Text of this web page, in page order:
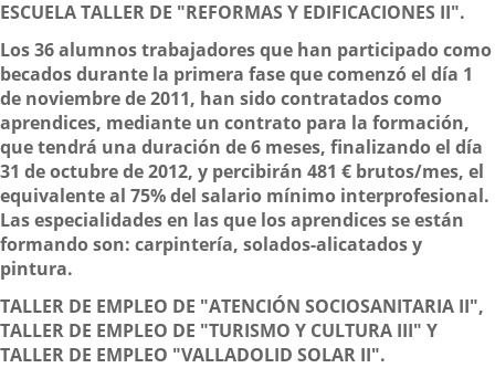
ESCUELA TALLER DE "REFORMAS Y EDIFICACIONES II".
Los 36 alumnos trabajadores que han participado como
becados durante la primera fase que comenzó el día 1
de noviembre de 2011, han sido contratados como
aprendices, mediante un contrato para la formación,
que tendrá una duración de 6 meses, finalizando el día
31 de octubre de 2012, y percibirán 481 € brutos/mes, el
equivalente al 75% del salario mínimo interprofesional.
Las especialidades en las que los aprendices se están
formando son: carpintería, solados-alicatados y
pintura.
TALLER DE EMPLEO DE "ATENCIÓN SOCIOSANITARIA II",
TALLER DE EMPLEO DE "TURISMO Y CULTURA III" Y
TALLER DE EMPLEO "VALLADOLID SOLAR II".